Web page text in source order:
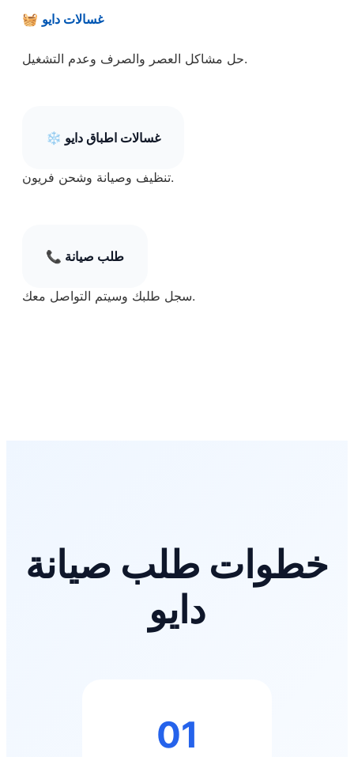
🧺 غسالات دايو
حل مشاكل العصر والصرف وعدم التشغيل.
❄️ غسالات اطباق دايو
تنظيف وصيانة وشحن فريون.
📞 طلب صيانة
سجل طلبك وسيتم التواصل معك.
خطوات طلب صيانة
دايو
01